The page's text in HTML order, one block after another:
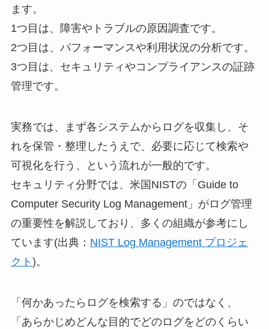
ます。
1つ目は、障害やトラブルの原因調査です。
2つ目は、パフォーマンスや利用状況の分析です。
3つ目は、セキュリティやコンプライアンスの証跡
管理です。
実務では、まず各システムからログを収集し、そ
れを保管・整理したうえで、必要に応じて検索や
可視化を行う、という流れが一般的です。
セキュリティ分野では、米国NISTの「Guide to
Computer Security Log Management」がログ管理
の重要性を解説しており、多くの組織が参考にし
ています(出典： NIST Log Management プロジェ
クト )。
「何かあったらログを検索する」のではなく、
「あらかじめどんな目的でどのログをどのくらい